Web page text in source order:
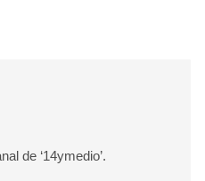
de ‘14ymedio’.